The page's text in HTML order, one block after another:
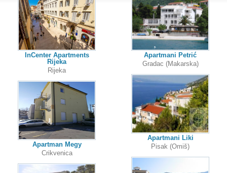
InCenter Apartments
Rijeka
Rijeka
Apartman Megy
Crikvenica
Apartmani Petrić
Gradac (Makarska)
Apartmani Liki
Pisak (Omiš)